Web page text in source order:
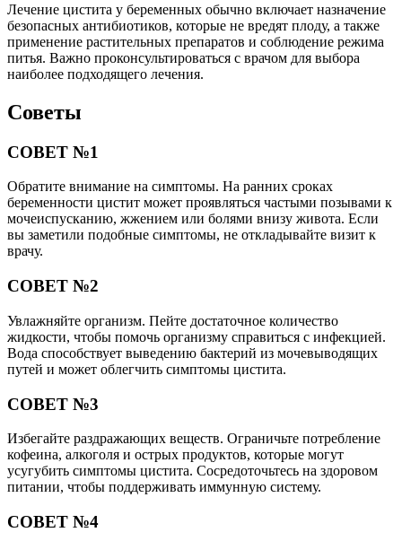
Лечение цистита у беременных обычно включает назначение
безопасных антибиотиков, которые не вредят плоду, а также
применение растительных препаратов и соблюдение режима
питья. Важно проконсультироваться с врачом для выбора
наиболее подходящего лечения.
Советы
СОВЕТ №1
Обратите внимание на симптомы. На ранних сроках
беременности цистит может проявляться частыми позывами к
мочеиспусканию, жжением или болями внизу живота. Если
вы заметили подобные симптомы, не откладывайте визит к
врачу.
СОВЕТ №2
Увлажняйте организм. Пейте достаточное количество
жидкости, чтобы помочь организму справиться с инфекцией.
Вода способствует выведению бактерий из мочевыводящих
путей и может облегчить симптомы цистита.
СОВЕТ №3
Избегайте раздражающих веществ. Ограничьте потребление
кофеина, алкоголя и острых продуктов, которые могут
усугубить симптомы цистита. Сосредоточьтесь на здоровом
питании, чтобы поддерживать иммунную систему.
СОВЕТ №4